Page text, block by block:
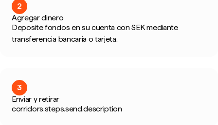
2
Agregar dinero
Deposite fondos en su cuenta con SEK mediante
transferencia bancaria o tarjeta.
3
Enviar y retirar
corridors.steps.send.description